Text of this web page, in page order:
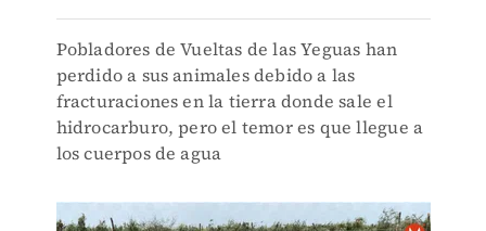
Pobladores de Vueltas de las Yeguas han
perdido a sus animales debido a las
fracturaciones en la tierra donde sale el
hidrocarburo, pero el temor es que llegue a
los cuerpos de agua